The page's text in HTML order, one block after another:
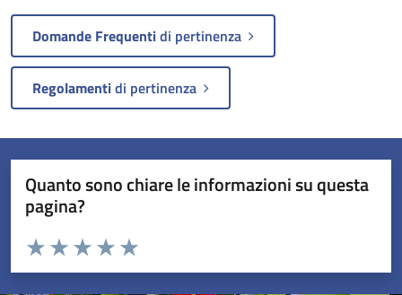
Domande Frequentidi pertinenza
Regolamentidi pertinenza
Quanto sono chiare le informazioni su questa
pagina?
Valuta da 1 a 5 stelle la pagina
Valuta 5 stelle su 5
Valuta 4 stelle su 5
Valuta 3 stelle su 5
Valuta 2 stelle su 5
Valuta 1 stelle su 5